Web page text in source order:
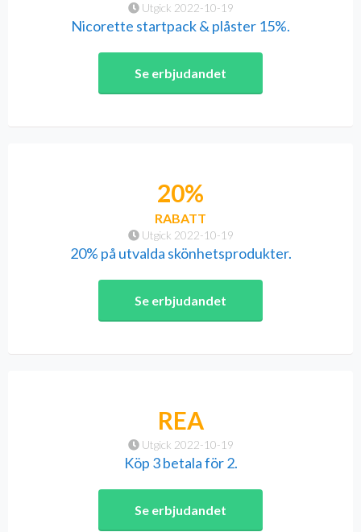
Utgick 2022-10-19
Nicorette startpack & plåster 15%.
Se erbjudandet
Utgick 2022-10-19
20%
RABATT
20% på utvalda skönhetsprodukter.
Se erbjudandet
Utgick 2022-10-19
REA
Köp 3 betala för 2.
Se erbjudandet